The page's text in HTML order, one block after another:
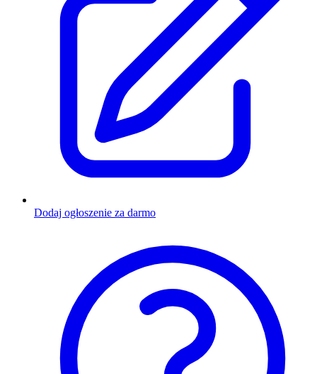
Dodaj ogłoszenie za darmo